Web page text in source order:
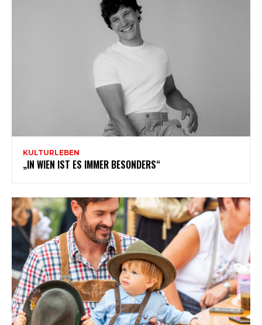
KULTURLEBEN
„IN WIEN IST ES IMMER BESONDERS“